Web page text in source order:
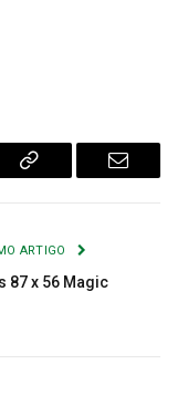
Copiar
E-
ARTIGO
87 x 56 Magic